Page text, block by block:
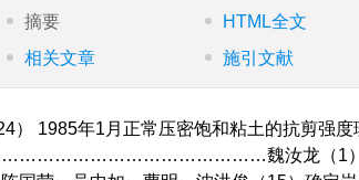
摘要 HTML全文
相关文章
施引文献
） 1985年1月正常压密饱和粘土的抗剪强度
魏汝龙（1）拱坝坝